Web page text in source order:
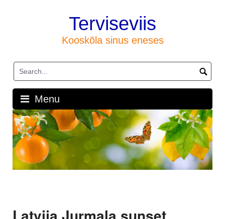
Terviseviis
Kooskõla sinus eneses
Menu